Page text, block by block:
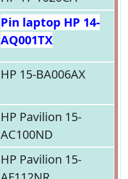
Pin laptop HP 14-
AQ001TX
HP 15-BA006AX
HP Pavilion 15-
AC100ND
HP Pavilion 15-